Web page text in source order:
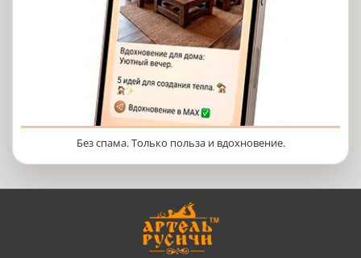
Без спама. Только польза и вдохновение.